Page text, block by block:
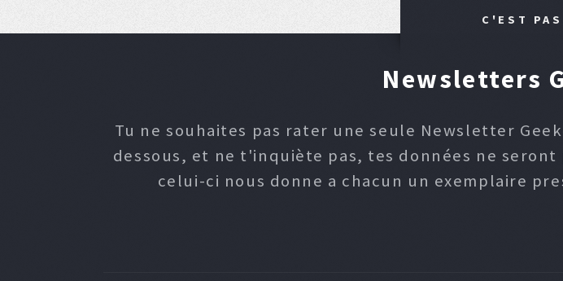
C'EST
Newsletters
Tu ne souhaites pas rater une seule Newsletter
dessous, et ne t'inquiète pas, tes données ne
celui-ci nous donne a chacun un exemplaire